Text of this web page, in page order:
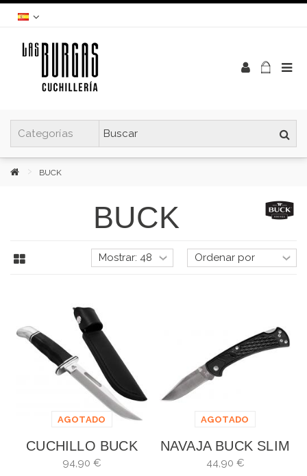
BUCK
BUCK
AGOTADO
CUCHILLO BUCK
DE CAZA
94,90 €
AGOTADO
NAVAJA BUCK SLIM
RANGER
44,90 €